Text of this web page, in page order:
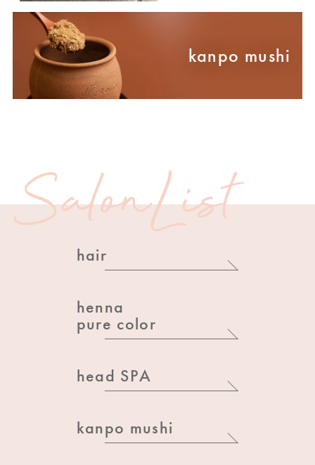
hair
henna
pure color
head SPA
kanpo mushi